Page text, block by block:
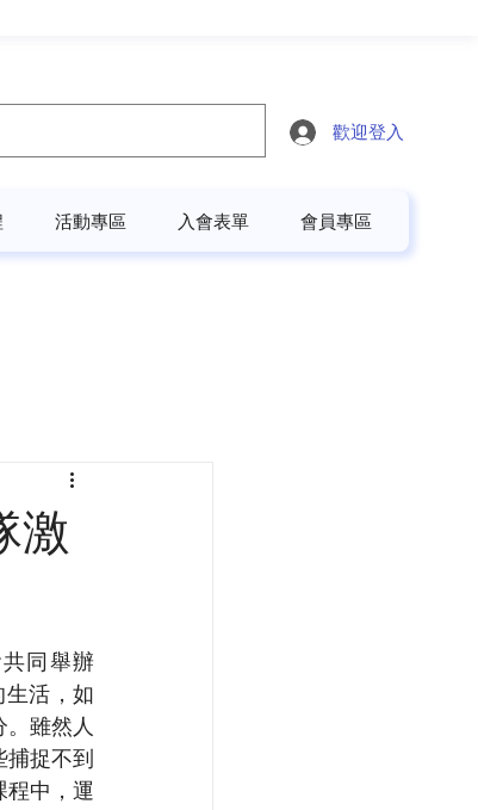
歡迎登入
活動專區 入會表單 會員專區
激
同舉辦
活，如
雖然人
捕捉不到
程中，運